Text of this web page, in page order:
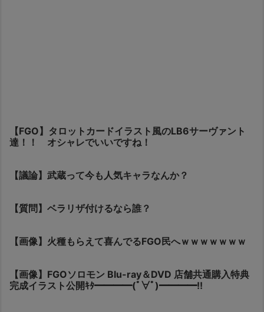
【FGO】タロットカードイラスト風のLB6サーヴァント
達！！ オシャレでいいですね！
【議論】武蔵って今も人気キャラなんか？
【質問】ベラリザ付けるなら誰？
【画像】火種もらえて喜んでるFGO民へｗｗｗｗｗｗｗ
【画像】FGOソロモン Blu-ray＆DVD 店舗共通購入特典
完成イラスト公開ｷﾀ━━━━(ﾟ∀ﾟ)━━━━!!